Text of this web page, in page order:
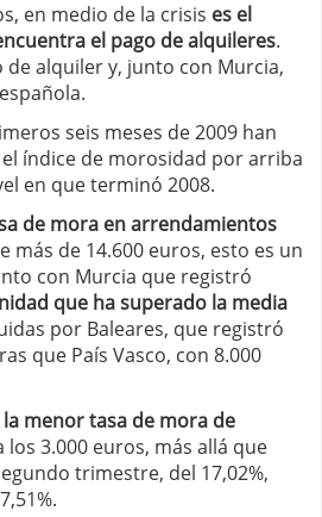
Préstamo Promotor privado
2025
opción para gestionar tus
financiera: cómo anticiparte
3 de octubre de 2025
en medio de la crisis es el
el pago de alquileres.
alquiler y, junto con Murcia,
seis meses de 2009 han
índice de morosidad por arriba
en que terminó 2008.
de mora en arrendamientos
más de 14.600 euros, esto es un
con Murcia que registró
que ha superado la media
por Baleares, que registró
que País Vasco, con 8.000
menor tasa de mora de
3.000 euros, más allá que
trimestre, del 17,02%,